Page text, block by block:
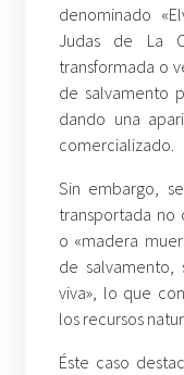
denominado
Judas de La
transformada o
de salvamento
dando una
comercializado.
Sin embargo,
transportada no
o «madera
de salvamento,
viva», lo que
los recursos
Éste caso